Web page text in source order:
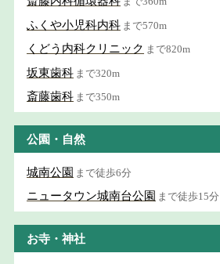
ふくや小児科内科 まで570m
くどう内科クリニック まで820m
坂東歯科 まで320m
斎藤歯科 まで350m
公園・自然
城南公園 まで徒歩6分
ニュータウン城南台公園 まで徒歩15分
お寺・神社